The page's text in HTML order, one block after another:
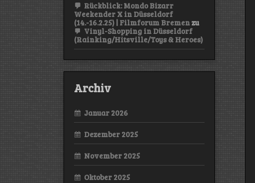
Rückblick: Mondo Bizarr
Weekender X in Düsseldorf
(14.-16.2.25) | Filmforum Bremenzu
Vinyl-Shopping in Düsseldorf
(Rainking/Hitsville/Toys & Heroes)
Archiv
Januar 2026
Dezember 2025
November 2025
Oktober 2025